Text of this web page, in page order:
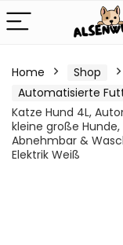
Home Shop
Automatisierte
Katze Hund 4L,
kleine große
Abnehmbar &
Elektrik Weiß